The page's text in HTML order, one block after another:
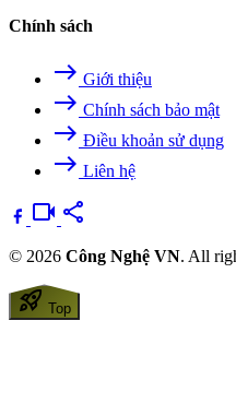
Chính sách
east Giới thiệu
east Chính sách bảo mật
east Điều khoản sử dụng
east Liên hệ
videocam share
© 2026 Công Nghệ VN. All
rocket_launch Top